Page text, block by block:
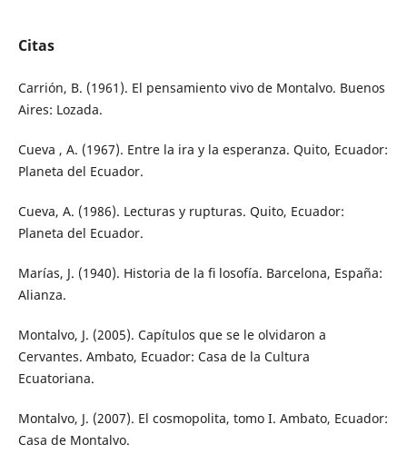
Citas
Carrión, B. (1961). El pensamiento vivo de Montalvo. Buenos
Aires: Lozada.
Cueva , A. (1967). Entre la ira y la esperanza. Quito, Ecuador:
Planeta del Ecuador.
Cueva, A. (1986). Lecturas y rupturas. Quito, Ecuador:
Planeta del Ecuador.
Marías, J. (1940). Historia de la ﬁ losofía. Barcelona, España:
Alianza.
Montalvo, J. (2005). Capítulos que se le olvidaron a
Cervantes. Ambato, Ecuador: Casa de la Cultura
Ecuatoriana.
Montalvo, J. (2007). El cosmopolita, tomo I. Ambato, Ecuador:
Casa de Montalvo.